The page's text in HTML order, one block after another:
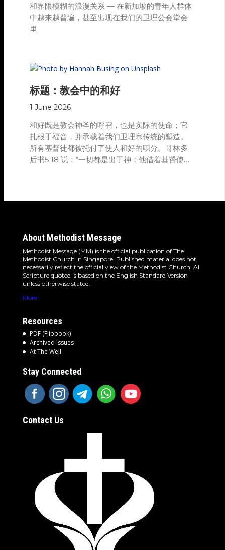
和界限模糊的浪漫关系 — 在新加坡的青年人群体
中越来越普遍，甚至出现在我们的卫理公会堂会
里
标题：教会中的和好
1 June 2026
和好既是教会神圣的呼召，也是实际的使命；它
扎根于福音，并承载着我们卫理宗传统的塑造。
所有基督徒都被托付了使人和好的职分。哥林多
后书5:18 说：“一切都是出于神；他借着基督使我
About Methodist Message
Methodist Message (MM) is the official publication of The
Methodist Church in Singapore. Published material does not
necessarily reflect the official view of the Methodist Church. All
Scripture quoted is based on the English Standard Version
unless otherwise stated.
More
Resources
PDF (Flipbook)
Archived Issues
At The Well
Stay Connected
Contact Us